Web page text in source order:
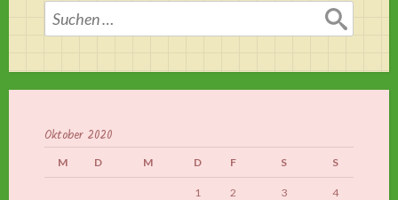
Suchen
nach:
Oktober 2020
M D M D F S S
1 2 3 4